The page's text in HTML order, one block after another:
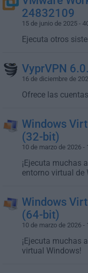
24832109
15 de junio de 2025 -
Ejecuta otros
VyprVPN
16 de diciembre de
Ofrece las
Windows
(32-bit)
10 de marzo de 2026 -
¡Ejecuta muchas
entorno virtual de
Windows
(64-bit)
10 de marzo de 2026 -
¡Ejecuta muchas
virtual Windows!